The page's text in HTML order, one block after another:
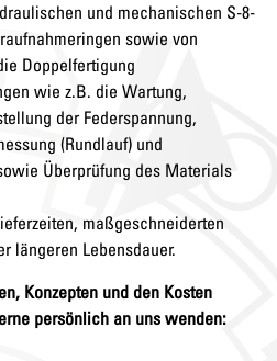
und mechanischen S-8-
sowie von
Doppelfertigung
wie z.B. die Wartung,
der Federspannung,
(Rundlauf) und
Überprüfung des Materials
maßgeschneiderten
längeren Lebensdauer.
Konzepten und den Kosten
persönlich an uns wenden: